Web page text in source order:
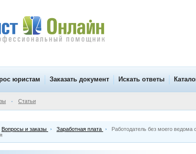
юристам Заказать документ Искать ответы
• Статьи
Вопросы и заказы Заработная плата
Работодатель без моего ведома